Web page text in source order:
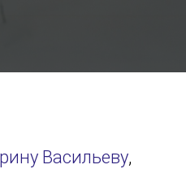
Васильеву,